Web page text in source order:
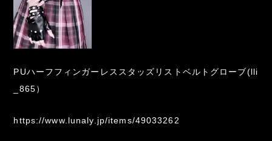
PUハーフフィンガーレススタッズリストベルトグローブ(lli
_865）
https://www.lunaly.jp/items/49033262